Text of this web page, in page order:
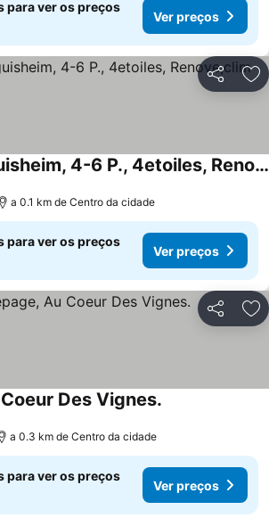
para ver os preços
Ver preços
Partilhar
Le Victoria, Eguisheim, 4-6 P., 4etoiles, Renove,clim
a 0.1 km de Centro da cidade
para ver os preços
Ver preços
Partilhar
Des Vignes.
a 0.3 km de Centro da cidade
para ver os preços
Ver preços